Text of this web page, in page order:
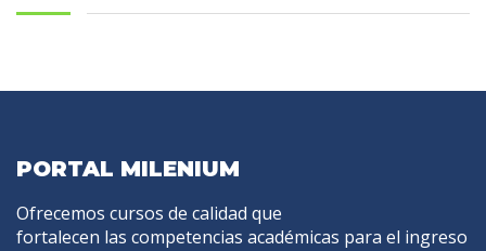
PORTAL MILENIUM
Ofrecemos cursos de calidad que
fortalecen las competencias académicas para el ingreso